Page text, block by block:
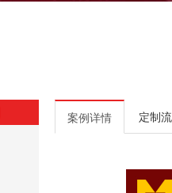
案例详情 定制